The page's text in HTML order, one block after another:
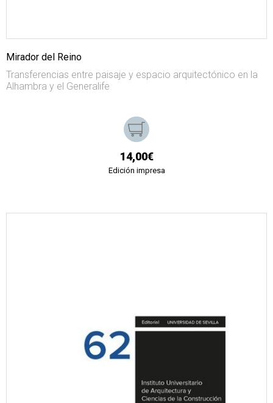
Mirador del Reino
Transferencias entre paisaje y espacio arquitectónico en la
Alhambra y el Generalife
14,00€
Edición impresa